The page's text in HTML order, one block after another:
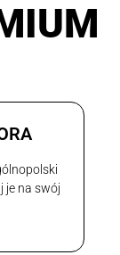
je na swój